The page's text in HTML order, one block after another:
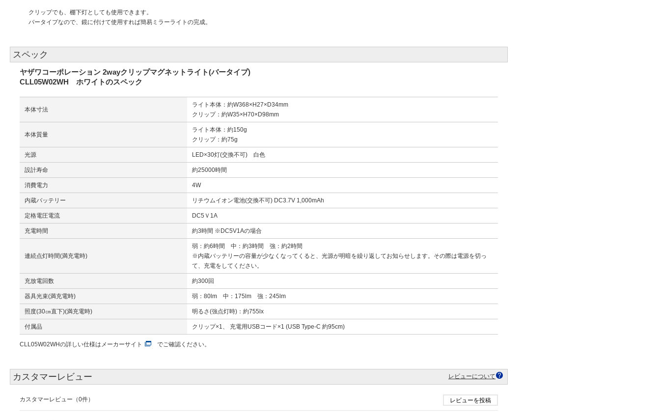
クリップでも、棚下灯としても使用できます。
バータイプなので、鏡に付けて使用すれば簡易ミラーライトの完成。
スペック
ヤザワコーポレーション 2wayクリップマグネットライト(バータイプ)
CLL05W02WH ホワイトのスペック
本体寸法
ライト本体：約W368×H27×D34mm
クリップ：約W35×H70×D98mm
本体質量
ライト本体：約150g
クリップ：約75g
光源 LED×30灯(交換不可) 白色
設計寿命 約25000時間
消費電力 4W
内蔵バッテリー リチウムイオン電池(交換不可) DC3.7V 1,000mAh
定格電圧電流 DC5Ｖ1A
充電時間 約3時間 ※DC5V1Aの場合
連続点灯時間(満充電時)
弱：約6時間 中：約3時間 強：約2時間
※内蔵バッテリーの容量が少なくなってくると、光源が明暗を繰り返してお知らせします。その際は電源を切っ
て、充電をしてください。
充放電回数 約300回
器具光束(満充電時) 弱：80lm 中：175lm 強：245lm
照度(30㎝直下)(満充電時) 明るさ(強点灯時)：約755lx
付属品 クリップ×1、 充電用USBコード×1 (USB Type-C 約95cm)
CLL05W02WHの詳しい仕様は メーカーサイト でご確認ください。
カスタマーレビュー レビューについて
カスタマーレビュー（0件） レビューを投稿